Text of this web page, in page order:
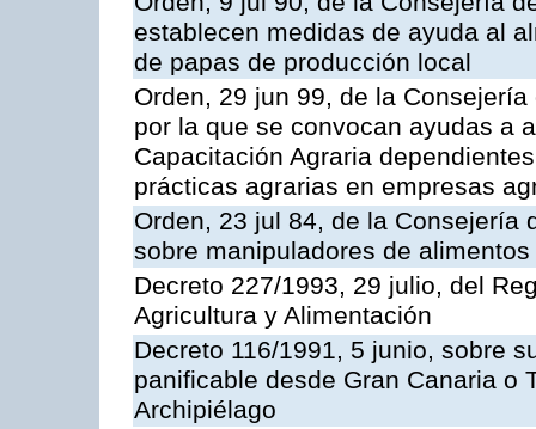
establecen medidas de ayuda al
de papas de producción local
Orden, 29 jun 99, de la
por la que se convocan ayudas a
Capacitación Agraria
prácticas agrarias en empresas
Orden, 23 jul 84, de la Consejería
sobre manipuladores de alimentos
Decreto 227/1993, 29 julio, del
Agricultura y Alimentación
Decreto 116/1991, 5 junio, sobre
panificable desde Gran Canaria o
Archipiélago